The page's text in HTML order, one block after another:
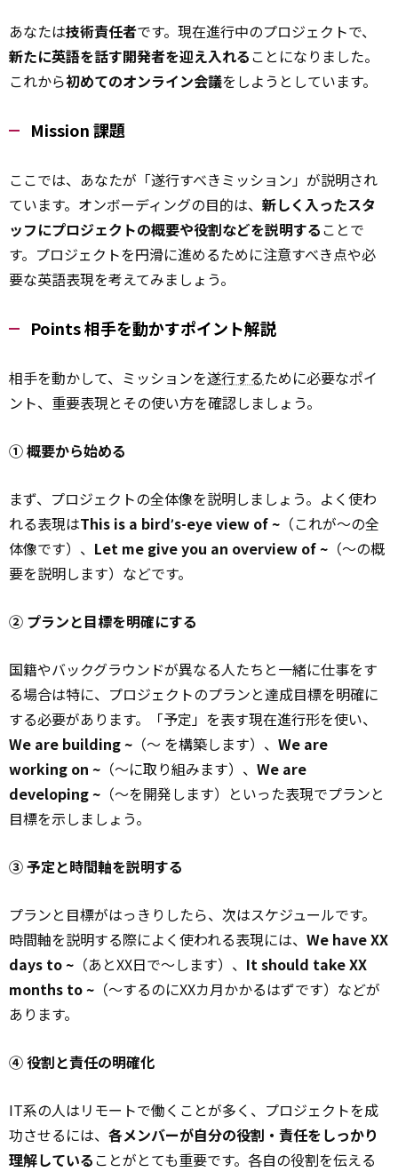
あなたは技術責任者です。現在進行中のプロジェクトで、
新たに英語を話す開発者を迎え入れることになりました。
これから初めてのオンライン会議をしようとしています。
Mission 課題
ここでは、あなたが「遂行すべきミッション」が説明され
ています。オンボーディングの目的は、 新しく入ったスタ
ッフにプロジェクトの概要や役割などを説明することで
す。プロジェクトを円滑に進めるために注意すべき点や必
要な英語表現を考えてみましょう。
Points 相手を動かすポイント解説
相手を動かして、ミッションを遂行するために必要なポイ
ント、重要表現とその使い方を確認しましょう。
① 概要から始める
まず、プロジェクトの全体像を説明しましょう。よく使わ
れる表現はThis is a birdʼs-eye view of ~ （これが～の全
体像です）、 Let me give you an overview of ~ （～の概
要を説明します）などです。
② プランと目標を明確にする
国籍やバックグラウンドが異なる人たちと一緒に仕事をす
る場合は特に、プロジェクトのプランと達成目標を明確に
する必要があります。「予定」を表す現在進行形を使い、
We are building ~ （～ を構築します）、 We are
working on ~ （～に取り組みます）、 We are
developing ~ （～を開発します）といった表現でプランと
目標を示しましょう。
③ 予定と時間軸を説明する
プランと目標がはっきりしたら、次はスケジュールです。
時間軸を説明する際によく使われる表現には、 We have XX
days to ~ （あとXX日で～します）、 It should take XX
months to ~ （～するのにXXカ月かかるはずです）などが
あります。
④ 役割と責任の明確化
IT系の人はリモートで働くことが多く、プロジェクトを成
功させるには、 各メンバーが自分の役割・責任をしっかり
理解していることがとても重要です。各自の役割を伝える